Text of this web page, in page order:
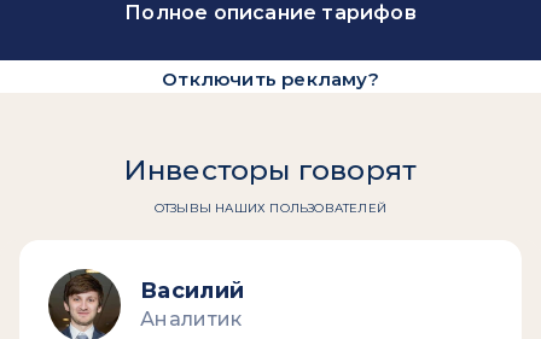
Полное описание тарифов
Отключить рекламу?
Инвесторы говорят
ОТЗЫВЫ НАШИХ ПОЛЬЗОВАТЕЛЕЙ
Василий
Аналитик